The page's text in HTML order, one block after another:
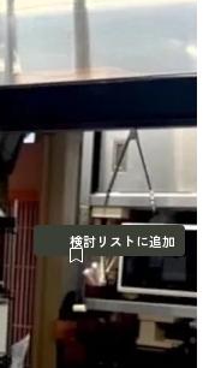
検討リストに追加